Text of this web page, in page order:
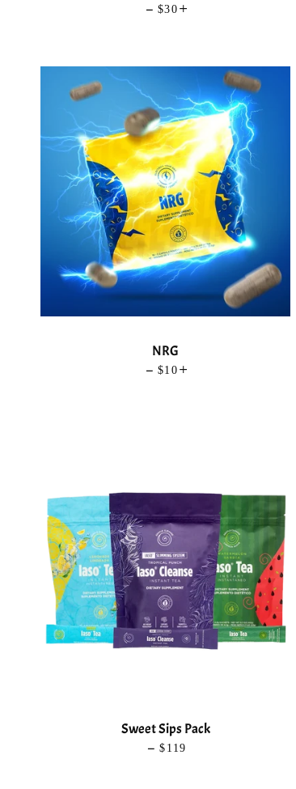
— PRECIO HABITUAL
$30
NRG
— PRECIO HABITUAL
$10
Sweet Sips Pack
— PRECIO HABITUAL
$119